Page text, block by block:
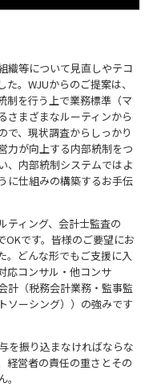
織等について見直しやテコ
。WJUからのご提案は、
制を行う上で業務標準（マ
さまざまなルーティンから
で、現状調査からしっかり
力が向上する内部統制をつ
、内部統制システムではよ
に仕組みの構築するお手伝
ティング、会計士監査の
OKです。皆様のご要望にお
。どんな形でもご支援に入
応コンサル・他コンサ
計（税務会計業務・監事監
ソーシング））の強みです
を振り込まなければならな
経営者の責任の重さとその